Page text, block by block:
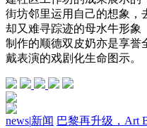
街坊邻里运用自己的想象，
却又难寻踪迹的母水牛形象
制作的顺德双皮奶亦是享誉
戴表演的戏剧化生命图示。
news|新闻 巴黎再升级，Art